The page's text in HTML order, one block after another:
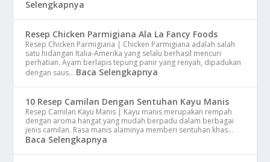
Selengkapnya
Resep Chicken Parmigiana Ala La Fancy Foods
Resep Chicken Parmigiana | Chicken Parmigiana adalah salah
satu hidangan Italia-Amerika yang selalu berhasil mencuri
perhatian. Ayam berlapis tepung panir yang renyah, dipadukan
dengan saus… Baca Selengkapnya
10 Resep Camilan Dengan Sentuhan Kayu Manis
Resep Camilan Kayu Manis | Kayu manis merupakan rempah
dengan aroma hangat yang mudah berpadu dalam berbagai
jenis camilan. Rasa manis alaminya memberi sentuhan khas…
Baca Selengkapnya